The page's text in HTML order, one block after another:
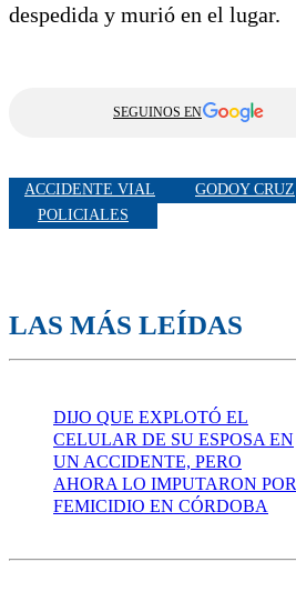
despedida y murió en el lugar.
SEGUINOS EN
ACCIDENTE VIAL GODOY CRUZ
POLICIALES
LAS MÁS LEÍDAS
DIJO QUE EXPLOTÓ EL
CELULAR DE SU ESPOSA EN
UN ACCIDENTE, PERO
AHORA LO IMPUTARON POR
FEMICIDIO EN CÓRDOBA